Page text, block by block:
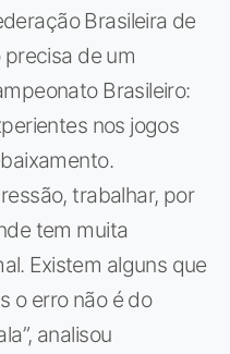
Brasileira de
precisa de um
Brasileiro:
nos jogos
trabalhar, por
tem muita
Existem alguns que
o erro não é do
analisou